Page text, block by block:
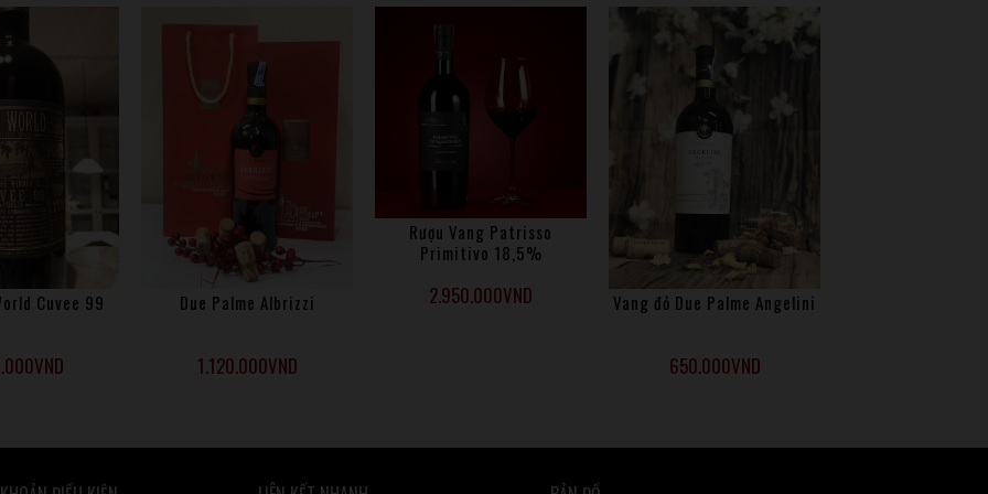
Cuvee 99
VND
Due Palme Albrizzi
1.120.000VND
Rượu Vang Patrisso
Primitivo 18,5%
2.950.000VND Vang đỏ Due Palme Angelini
650.000VND